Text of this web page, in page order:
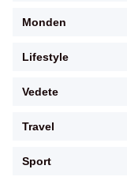
Monden
Lifestyle
Vedete
Travel
Sport